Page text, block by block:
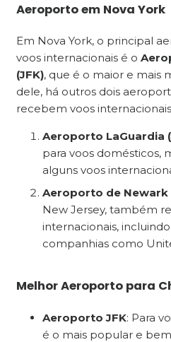
Aeroporto em Nova York
Em Nova York, o principal
voos internacionais é o
(JFK), que é o maior e mais
dele, há outros dois
recebem voos
Aeroporto LaGuardia
para voos domésticos,
alguns voos
Aeroporto de Newark
New Jersey, também
internacionais,
companhias como
Melhor Aeroporto para
Aeroporto JFK: Para
é o mais popular e